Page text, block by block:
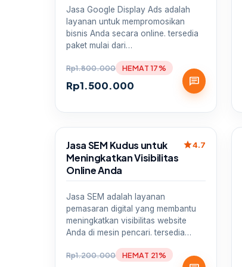
Jasa Google Display Ads adalah
layanan untuk mempromosikan
bisnis Anda secara online. tersedia
paket mulai dari…
Rp1.800.000
Rp1.500.000
HEMAT 17%
chat
Sale
Jasa SEM Kudus untuk
Meningkatkan Visibilitas
Online Anda
star4.7
Jasa SEM adalah layanan
pemasaran digital yang membantu
meningkatkan visibilitas website
Anda di mesin pencari. tersedia…
Rp1.200.000 HEMAT 21%